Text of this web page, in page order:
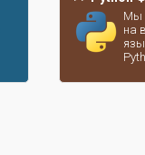
Мы
на